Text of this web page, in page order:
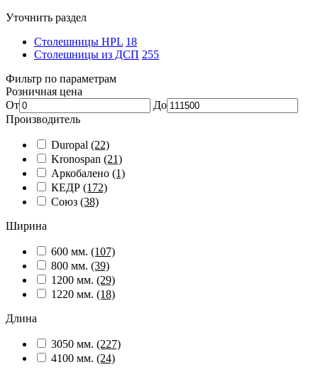
Уточнить раздел
Столешницы HPL 18
Столешницы из ДСП 255
Фильтр по параметрам
Розничная цена
От
До
Производитель
Duropal (22)
Kronospan (21)
Аркобалено (1)
КЕДР (172)
Союз (38)
Ширина
600 мм. (107)
800 мм. (39)
1200 мм. (29)
1220 мм. (18)
Длина
3050 мм. (227)
4100 мм. (24)